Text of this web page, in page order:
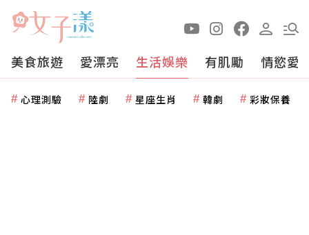
美食旅遊 愛漂亮 生活娛樂 有肌勵 情慾愛
心理測驗 陸劇 星座生肖 韓劇 彩妝保養